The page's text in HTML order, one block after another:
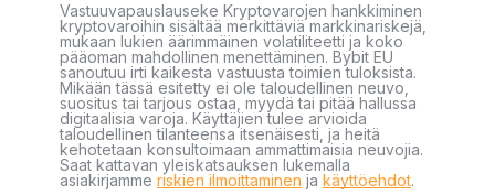
Vastuuvapauslauseke Kryptovarojen hankkiminen
kryptovaroihin sisältää merkittäviä markkinariskejä,
mukaan lukien äärimmäinen volatiliteetti ja koko
pääoman mahdollinen menettäminen. Bybit EU
sanoutuu irti kaikesta vastuusta toimien tuloksista.
Mikään tässä esitetty ei ole taloudellinen neuvo,
suositus tai tarjous ostaa, myydä tai pitää hallussa
digitaalisia varoja. Käyttäjien tulee arvioida
taloudellinen tilanteensa itsenäisesti, ja heitä
kehotetaan konsultoimaan ammattimaisia neuvojia.
Saat kattavan yleiskatsauksen lukemalla
asiakirjamme riskien ilmoittaminen ja käyttöehdot.